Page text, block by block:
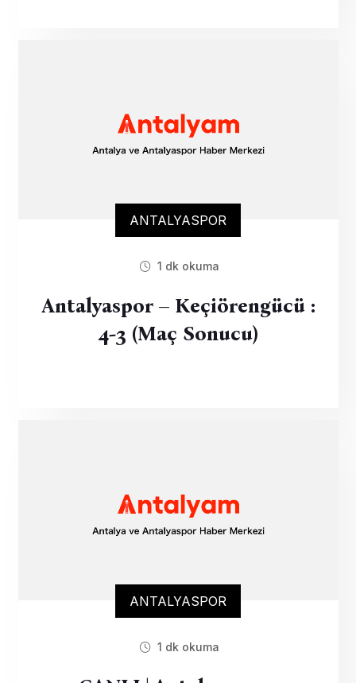
ANTALYASPOR
1 dk okuma
Antalyaspor – Keçiörengücü :
4-3 (Maç Sonucu)
ANTALYASPOR
1 dk okuma